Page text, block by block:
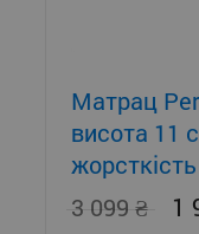
Матрац
висота 11
жорсткість
3 099
1